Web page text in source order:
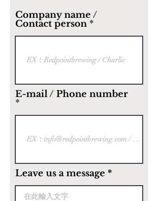
Company name /
Contact person
E-mail / Phone number
Leave us a message